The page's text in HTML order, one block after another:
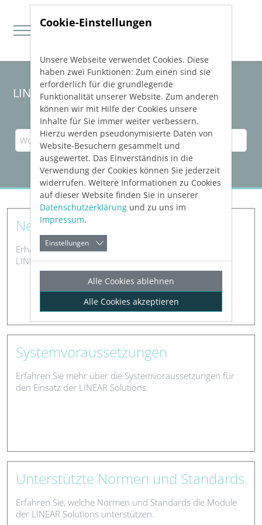
Direkt zur Hauptnavigation springen
Direkt zum Inhalt springen
LINEAR Solutions26für Revit
Neue Features
Erhalten Sie Informationen zu den neuen Features der
LINEAR Software.
Systemvoraussetzungen
Erfahren Sie mehr über die Systemvoraussetzungen für
den Einsatz der LINEAR Solutions.
Unterstützte Normen und Standards
Erfahren Sie, welche Normen und Standards die Module
der LINEAR Solutions unterstützen.
Cookie-Einstellungen
Unsere Webseite verwendet Cookies. Diese
haben zwei Funktionen: Zum einen sind sie
erforderlich für die grundlegende
Funktionalität unserer Website. Zum anderen
können wir mit Hilfe der Cookies unsere
Inhalte für Sie immer weiter verbessern.
Hierzu werden pseudonymisierte Daten von
Website-Besuchern gesammelt und
ausgewertet. Das Einverständnis in die
Verwendung der Cookies können Sie jederzeit
widerrufen. Weitere Informationen zu Cookies
auf dieser Website finden Sie in unserer
Datenschutzerklärung und zu uns im
Impressum.
Einstellungen
Alle Cookies ablehnen
Alle Cookies akzeptieren